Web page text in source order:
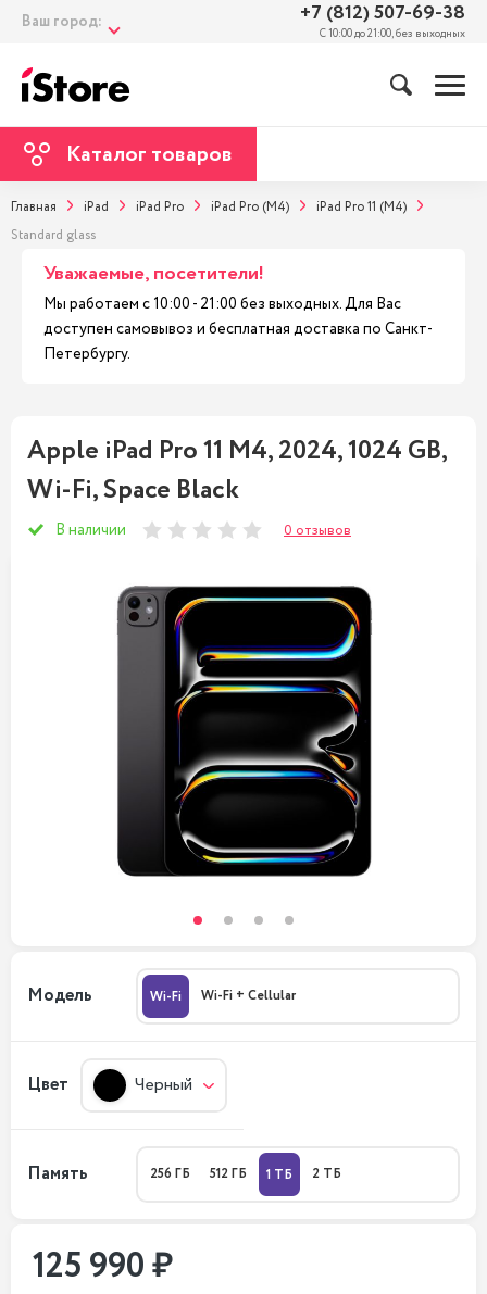
Ваш город: +7 (812) 507-69-38
С 10:00 до 21:00, без выходных
Каталог товаров
Главная iPad iPad Pro iPad Pro (M4)
iPad Pro 11 (M4)
Standard glass
Уважаемые, посетители!
Мы работаем с 10:00 - 21:00 без выходных. Для Вас
доступен самовывоз и бесплатная доставка по Санкт-
Петербургу.
Apple iPad Pro 11 M4, 2024, 1024 GB,
Wi-Fi, Space Black
В наличии 0 отзывов
Модель Wi-Fi Wi-Fi + Cellular
Цвет Черный
Память 256 ГБ 512 ГБ 1 ТБ 2 ТБ
125 990 ₽